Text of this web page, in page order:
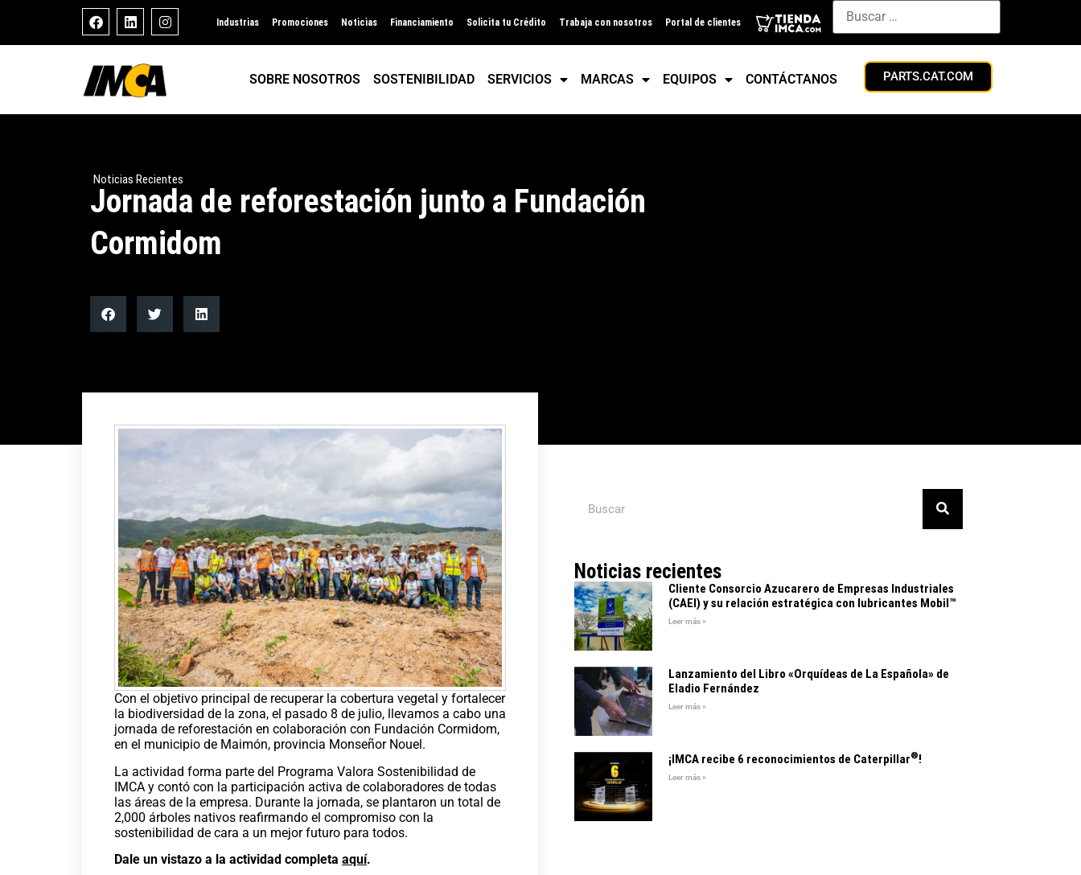
Industrias Promociones Noticias Financiamiento Solicita tu Crédito Trabaja con nosotros Portal de clientes
SOBRE NOSOTROS SOSTENIBILIDAD SERVICIOS MARCAS EQUIPOS CONTÁCTANOS PARTS.CAT.COM
Noticias Recientes
Jornada de reforestación junto a Fundación
Cormidom
Con el objetivo principal de recuperar la cobertura vegetal y fortalecer
la biodiversidad de la zona, el pasado 8 de julio, llevamos a cabo una
jornada de reforestación en colaboración con Fundación Cormidom,
en el municipio de Maimón, provincia Monseñor Nouel.
La actividad forma parte del Programa Valora Sostenibilidad de
IMCA y contó con la participación activa de colaboradores de todas
las áreas de la empresa. Durante la jornada, se plantaron un total de
2,000 árboles nativos reafirmando el compromiso con la
sostenibilidad de cara a un mejor futuro para todos.
Dale un vistazo a la actividad completa aquí.
Noticias recientes
Cliente Consorcio Azucarero de Empresas Industriales
(CAEI) y su relación estratégica con lubricantes Mobil™
Leer más »
Lanzamiento del Libro «Orquídeas de La Española» de
Eladio Fernández
Leer más »
¡IMCA recibe 6 reconocimientos de Caterpillar®!
Leer más »